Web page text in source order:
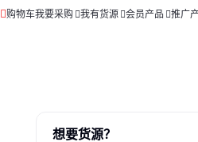
购物车我要采购 我有货源 会员产品 推广
想要货源？